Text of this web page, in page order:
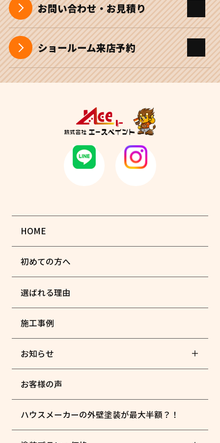
お問い合わせ・お見積り
ショールーム来店予約
HOME
初めての方へ
選ばれる理由
施工事例
お知らせ
お客様の声
ハウスメーカーの外壁塗装が最大半額？！